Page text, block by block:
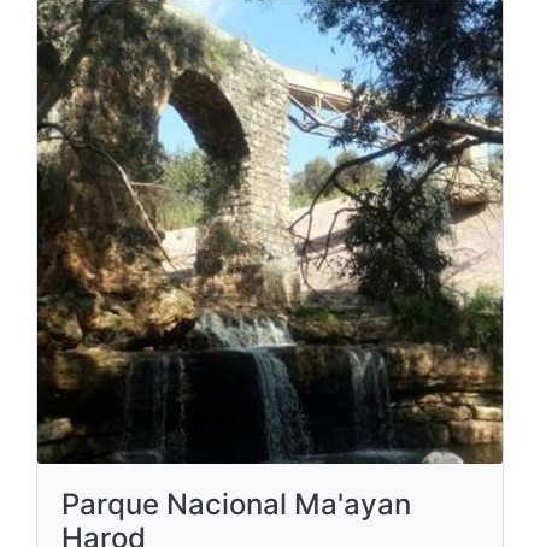
Parque Nacional Ma'ayan
Harod